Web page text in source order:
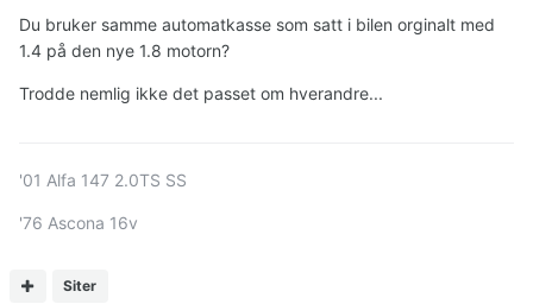
Du bruker samme automatkasse som satt i bilen orginalt med
1.4 på den nye 1.8 motorn?
Trodde nemlig ikke det passet om hverandre...
Siter
'01 Alfa 147 2.0TS SS
'76 Ascona 16v